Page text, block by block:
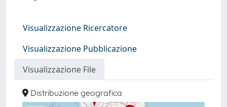
Visualizzazione Ricercatore
Visualizzazione Pubblicazione
Visualizzazione File
Distribuzione geografica